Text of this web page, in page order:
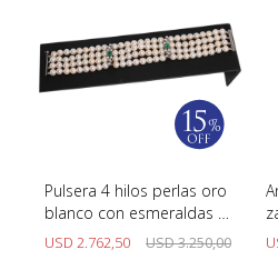
Pulsera 4 hilos perlas oro
blanco con esmeraldas y
brillantes
USD 2.762,50 USD3.250,00